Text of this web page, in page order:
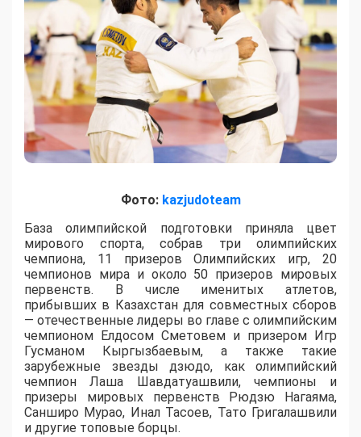
Фото: kazjudoteam
База олимпийской подготовки приняла цвет
мирового спорта, собрав три олимпийских
чемпиона, 11 призеров Олимпийских игр, 20
чемпионов мира и около 50 призеров мировых
первенств. В числе именитых атлетов,
прибывших в Казахстан для совместных сборов
— отечественные лидеры во главе с олимпийским
чемпионом Елдосом Сметовем и призером Игр
Гусманом Кыргызбаевым, а также такие
зарубежные звезды дзюдо, как олимпийский
чемпион Лаша Шавдатуашвили, чемпионы и
призеры мировых первенств Рюдзю Нагаяма,
Санширо Мурао, Инал Тасоев, Тато Григалашвили
и другие топовые борцы.